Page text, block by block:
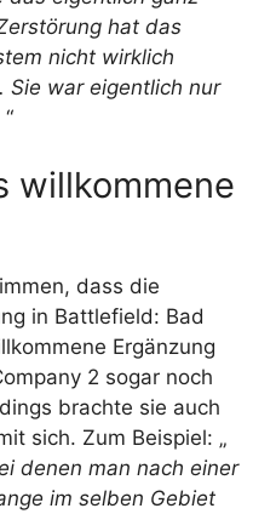
hat das
nicht wirklich
Sie war eigentlich nur
“
willkommene
dass die
in Battlefield: Bad
Ergänzung
2 sogar noch
brachte sie auch
sich. Zum Beispiel: „
denen man nach einer
im selben Gebiet